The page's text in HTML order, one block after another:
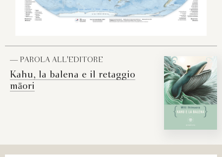
— PAROLA ALL'EDITORE
Kahu, la balena e il retaggio
māori